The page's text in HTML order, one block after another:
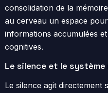
consolidation de la
au cerveau un espace
informations accumulées
cognitives.
Le silence et le
Le silence agit directement